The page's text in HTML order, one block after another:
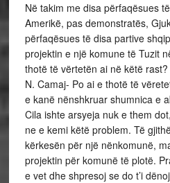
Në takim me disa përfaqësues
Amerikë, pas demonstratës,
përfaqësues të disa partive
projektin e një komune të Tuzit
thotë të vërtetën ai në këtë rast?
N. Camaj- Po ai e thotë të
e kanë nënshkruar shumnica e
Cila ishte arsyeja nuk e them
ne e kemi këtë problem. Të
kërkesën për një nënkomunë,
projektin për komunë të plotë.
e vet dhe shpresoj se do t’i